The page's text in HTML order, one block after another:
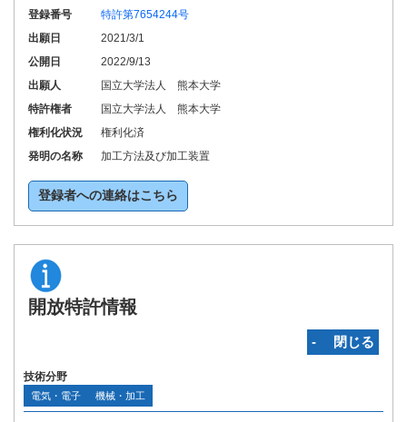
登録番号
特許第7654244号
出願日
2021/3/1
公開日
2022/9/13
出願人
国立大学法人 熊本大学
特許権者
国立大学法人 熊本大学
権利化状況
権利化済
発明の名称
加工方法及び加工装置
登録者への連絡はこちら
開放特許情報
‐ 閉じる
技術分野
電気・電子 機械・加工